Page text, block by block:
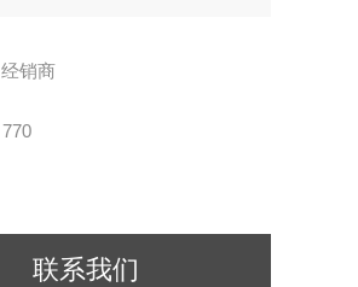
经销商
770
联系我们